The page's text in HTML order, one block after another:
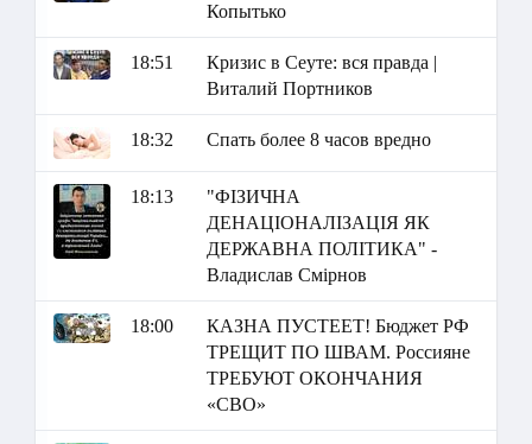
Копытько
18:51
Кризис в Сеуте: вся правда |
Виталий Портников
18:32 Спать более 8 часов вредно
18:13
"ФІЗИЧНА
ДЕНАЦІОНАЛІЗАЦІЯ ЯК
ДЕРЖАВНА ПОЛІТИКА" -
Владислав Смірнов
18:00
КАЗНА ПУСТЕЕТ! Бюджет РФ
ТРЕЩИТ ПО ШВАМ. Россияне
ТРЕБУЮТ ОКОНЧАНИЯ
«СВО»